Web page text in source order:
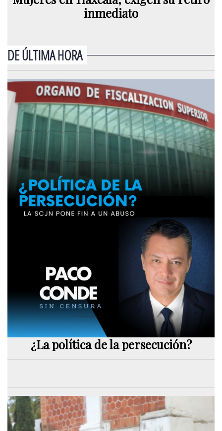
inmediato
DE ÚLTIMA HORA
¿La política de la persecución?